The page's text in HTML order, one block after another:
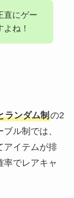
直にゲー
ね！
ランダム制の2
ル制では、
アイテムが排
率でレアキャ